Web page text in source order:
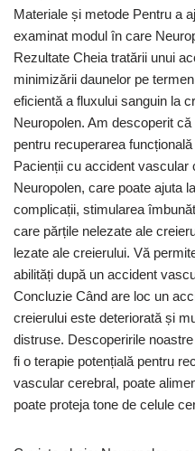
Materiale și metode Pentru a
examinat modul în care
Rezultate Cheia tratării unui
minimizării daunelor pe
eficientă a fluxului sanguin la
Neuropolen. Am descoperit
pentru recuperarea
Pacienții cu accident vascular
Neuropolen, care poate ajuta
complicații, stimularea
care părțile nelezate ale
lezate ale creierului. Vă
abilități după un accident
Concluzie Când are loc un
creierului este deteriorată și
distruse. Descoperirile
fi o terapie potențială pentru
vascular cerebral, poate
poate proteja tone de celule